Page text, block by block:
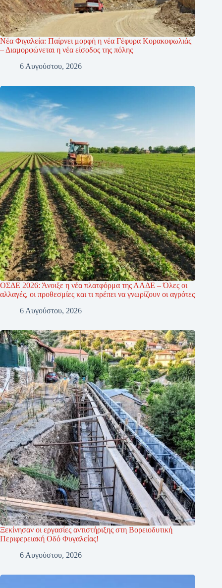
Νέα Φιγαλεία: Παίρνει μορφή η νέα Γέφυρα Κορακοφωλιάς
– Διαμορφώνεται η νέα είσοδος της πόλης
6 Αυγούστου, 2026
ΟΣΔΕ 2026: Άνοιξε η νέα πλατφόρμα της ΑΑΔΕ – Όλες οι
αλλαγές, οι προθεσμίες και τι πρέπει να γνωρίζουν οι αγρότες
6 Αυγούστου, 2026
Ξεκίνησαν οι εργασίες αντιστήριξης στη Βορειοδυτική
Περιφερειακή Οδό Φυγαλείας!
6 Αυγούστου, 2026